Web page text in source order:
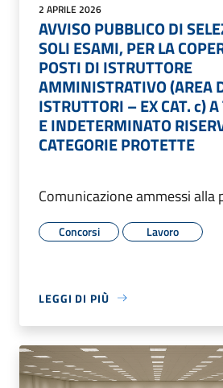
2 APRILE 2026
AVVISO PUBBLICO DI
SOLI ESAMI, PER LA
POSTI DI ISTRUTTORE
AMMINISTRATIVO (AREA
ISTRUTTORI – EX CAT. c)
E INDETERMINATO
CATEGORIE PROTETTE
Comunicazione ammessi alla
Concorsi Lavoro
LEGGI DI PIÙ